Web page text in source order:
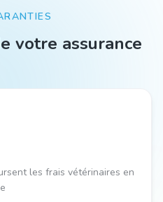
votre assurance
les frais vétérinaires en